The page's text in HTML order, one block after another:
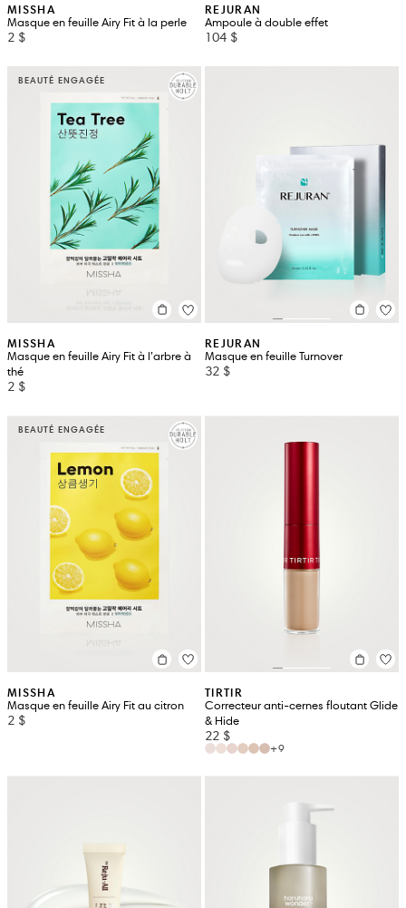
MISSHA
Masque en feuille Airy Fit à la perle
2 $
REJURAN
Ampoule à double effet
104 $
BEAUTÉ ENGAGÉE
MISSHA
Masque en feuille Airy Fit à l’arbre à
thé
2 $
REJURAN
Masque en feuille Turnover
32 $
BEAUTÉ ENGAGÉE
MISSHA
Masque en feuille Airy Fit au citron
2 $
TIRTIR
Correcteur anti-cernes floutant Glide
& Hide
22 $
+9